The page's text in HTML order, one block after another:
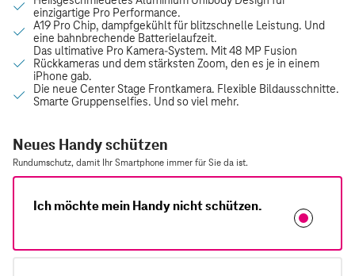
Neues Handy schützen
Rundumschutz, damit Ihr Smartphone immer für Sie da ist.
Ich möchte mein Handy nicht schützen.